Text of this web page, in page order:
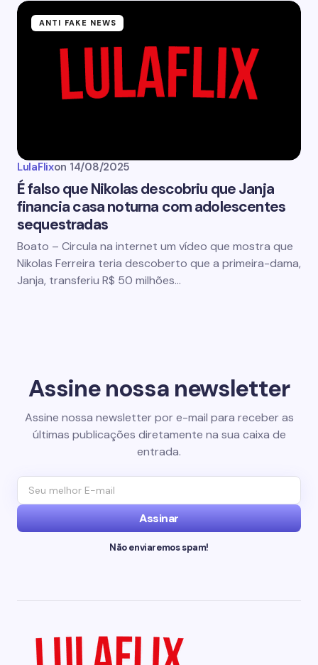
ANTI FAKE NEWS
LulaFlixon 14/08/2025
É falso que Nikolas descobriu que Janja
financia casa noturna com adolescentes
sequestradas
Boato – Circula na internet um vídeo que mostra que
Nikolas Ferreira teria descoberto que a primeira-dama,
Janja, transferiu R$ 50 milhões…
Assine nossa newsletter
Assine nossa newsletter por e-mail para receber as
últimas publicações diretamente na sua caixa de
entrada.
Assinar
Não enviaremos spam!